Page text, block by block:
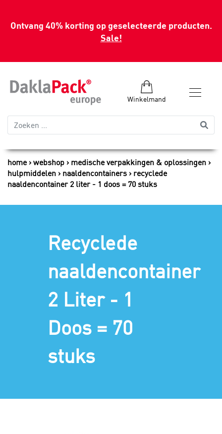
Ontvang 40% korting op geselecteerde producten.
Sale!
Winkelmand
home webshop
medische verpakkingen & oplossingen
hulpmiddelen
naaldencontainers
recyclede
naaldencontainer 2 liter - 1 doos = 70 stuks
Recyclede
naaldencontainer
2 Liter - 1
Doos = 70
stuks